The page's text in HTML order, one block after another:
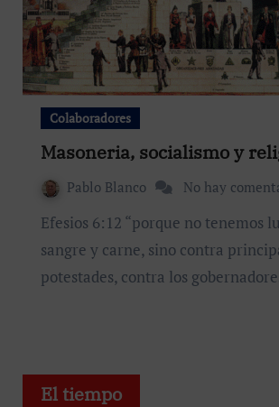
Colaboradores
Masoneria, socialismo y
Pablo Blanco No hay
Efesios 6:12 “porque no tenemos lucha contra
sangre y carne, sino contra
potestades, contra los
El tiempo